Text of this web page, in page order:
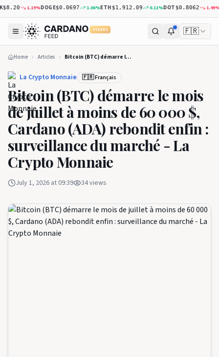
1.19%DOGE$0.0697 1.06%ETH$1,912.09 0.11%DOT$0.8062 1.49%
5 YEARS 🇫🇷
Home Articles Bitcoin (BTC) démarre le mois de juillet à moins de 60 000 $, Cardano (ADA) rebondit enfin : surveillance du marché - La Crypto Monnaie
La Crypto Monnaie 🇫🇷 Français
Bitcoin (BTC) démarre le mois
de juillet à moins de 60 000 $,
Cardano (ADA) rebondit enfin :
surveillance du marché - La
Crypto Monnaie
July 1, 2026 at 09:39 34views